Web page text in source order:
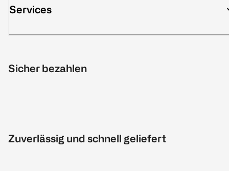
Services
Sicher bezahlen
Zuverlässig und schnell geliefert